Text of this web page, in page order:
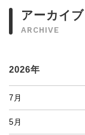
アーカイブ
ARCHIVE
2026年
7月
5月